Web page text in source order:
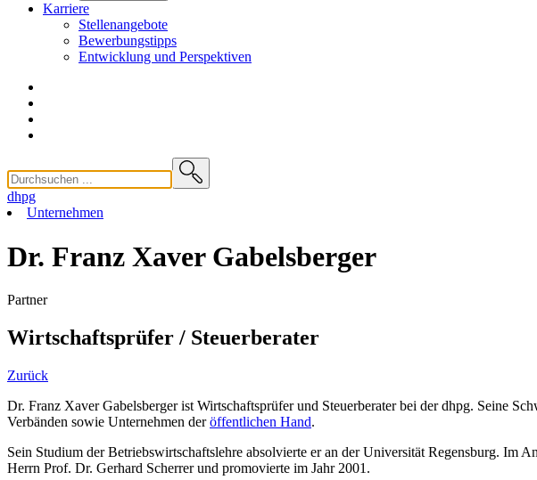
Karriere
Stellenangebote
Bewerbungstipps
Entwicklung und Perspektiven
dhpg
Unternehmen
Dr. Franz Xaver Gabelsberger
Partner
Wirtschaftsprüfer / Steuerberater
Zurück
Dr. Franz Xaver Gabelsberger ist Wirtschaftsprüfer und Steuerberater bei der dhpg. Seine
Verbänden sowie Unternehmen deröffentlichen Hand.
Sein Studium der Betriebswirtschaftslehre absolvierte er an der Universität Regensburg. Im
Herrn Prof. Dr. Gerhard Scherrer und promovierte im Jahr 2001.